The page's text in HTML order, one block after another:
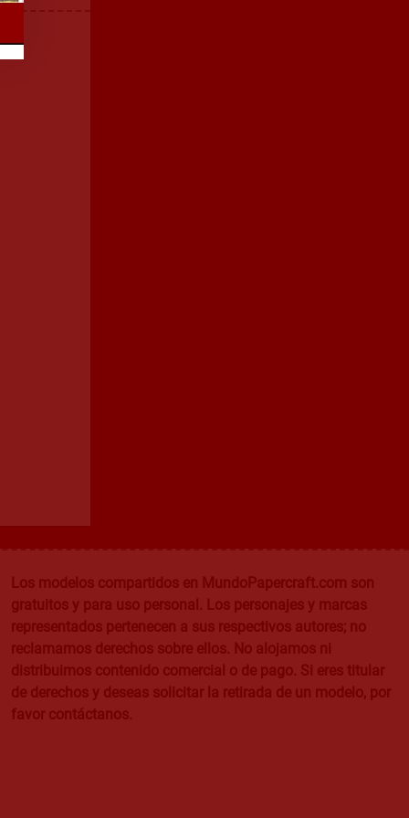
Los modelos compartidos en MundoPapercraft.com son
gratuitos y para uso personal. Los personajes y marcas
representados pertenecen a sus respectivos autores; no
reclamamos derechos sobre ellos. No alojamos ni
distribuimos contenido comercial o de pago. Si eres titular
de derechos y deseas solicitar la retirada de un modelo, por
favor contáctanos.